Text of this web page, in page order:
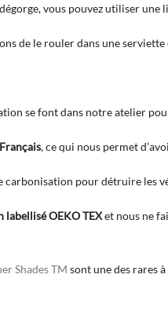
vous pouvez utiliser
de le rouler dans une
se font dans notre atelier
Français, ce qui nous permet
carbonisation pour détruire les
labellisé OEKO TEXet nous ne
Shades TM sont une des rares